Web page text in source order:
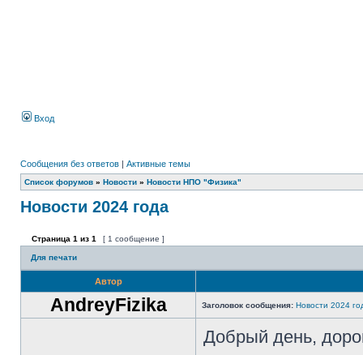
Вход
Сообщения без ответов | Активные темы
Список форумов » Новости » Новости НПО "Физика"
Новости 2024 года
Страница 1 из 1 [ 1 сообщение ]
Для печати
Автор
AndreyFizika Заголовок сообщения: Новости 2024
Добрый день,